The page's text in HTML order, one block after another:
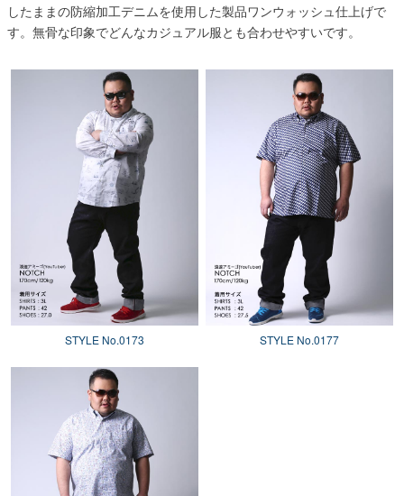
したままの防縮加工デニムを使用した製品ワンウォッシュ仕上げで
す。無骨な印象でどんなカジュアル服とも合わせやすいです。
STYLE No.0173 STYLE No.0177